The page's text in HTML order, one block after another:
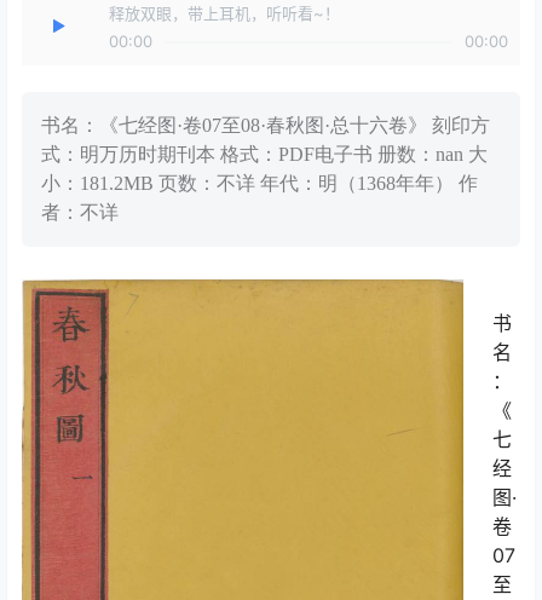
释放双眼，带上耳机，听听看~！
00:00
00:00
书名：《七经图·卷07至08·春秋图·总十六卷》 刻印方
式：明万历时期刊本 格式：PDF电子书 册数：nan 大
小：181.2MB 页数：不详 年代：明（1368年年） 作
者：不详
书
名
：
《
七
经
图·
卷
07
至